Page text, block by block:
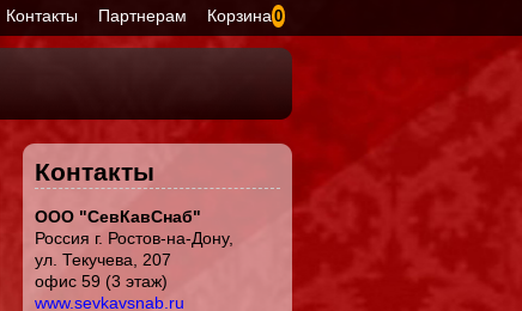
Контакты Партнерам Корзина 0
Контакты
ООО "СевКавСнаб"
Россия г. Ростов-на-Дону,
ул. Текучева, 207
офис 59 (3 этаж)
www.sevkavsnab.ru